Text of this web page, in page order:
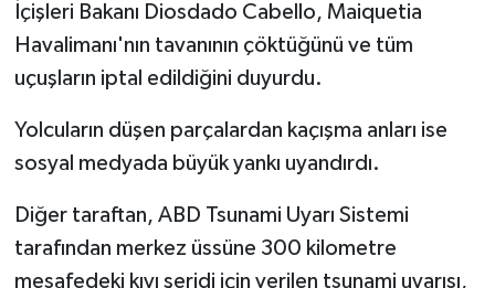
İçişleri Bakanı Diosdado Cabello, Maiquetia
Havalimanı'nın tavanının çöktüğünü ve tüm
uçuşların iptal edildiğini duyurdu.
Yolcuların düşen parçalardan kaçışma anları ise
sosyal medyada büyük yankı uyandırdı.
Diğer taraftan, ABD Tsunami Uyarı Sistemi
tarafından merkez üssüne 300 kilometre
mesafedeki kıyı şeridi için verilen tsunami uyarısı,